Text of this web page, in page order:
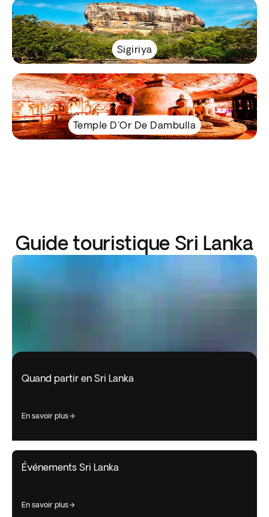
Sigiriya
Temple D'Or De Dambulla
Guide touristique Sri Lanka
Quand partir en Sri Lanka
en savoir plus
Événements Sri Lanka
en savoir plus